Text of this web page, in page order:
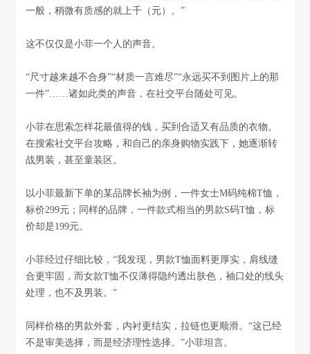
一般，稍微有质感的就上千（元）。”
这不仅仅是小菲一个人的声音。
“尺寸越来越不合身”“材质一言难尽”“永远买不到图片上的那
一件”……诸如此类的声音，在社交平台随处可见。
小菲在思索怎样花最值得的钱，买到合适又有品质的衣物。
在搜索社交平台攻略，和自己的亲身购物实践下，她逐渐转
战男装，甚至童装区。
以小菲最新下单的某品牌长袖为例，一件女士M码纯棉T恤，
标价299元；同样的品牌，一件款式相当的男款S码T恤，标
价却是199元。
小菲经过仔细比较，“我发现，男款T恤面料更厚实，肩线缝
合更牢固，而女款T恤不仅薄得隐约透出肤色，袖口处的线头
处理，也不及男装。”
同样价格的男款外套，内衬更结实，拉链也更顺滑。“这已经
不是审美选择，而是经济理性选择。”小菲坦言。